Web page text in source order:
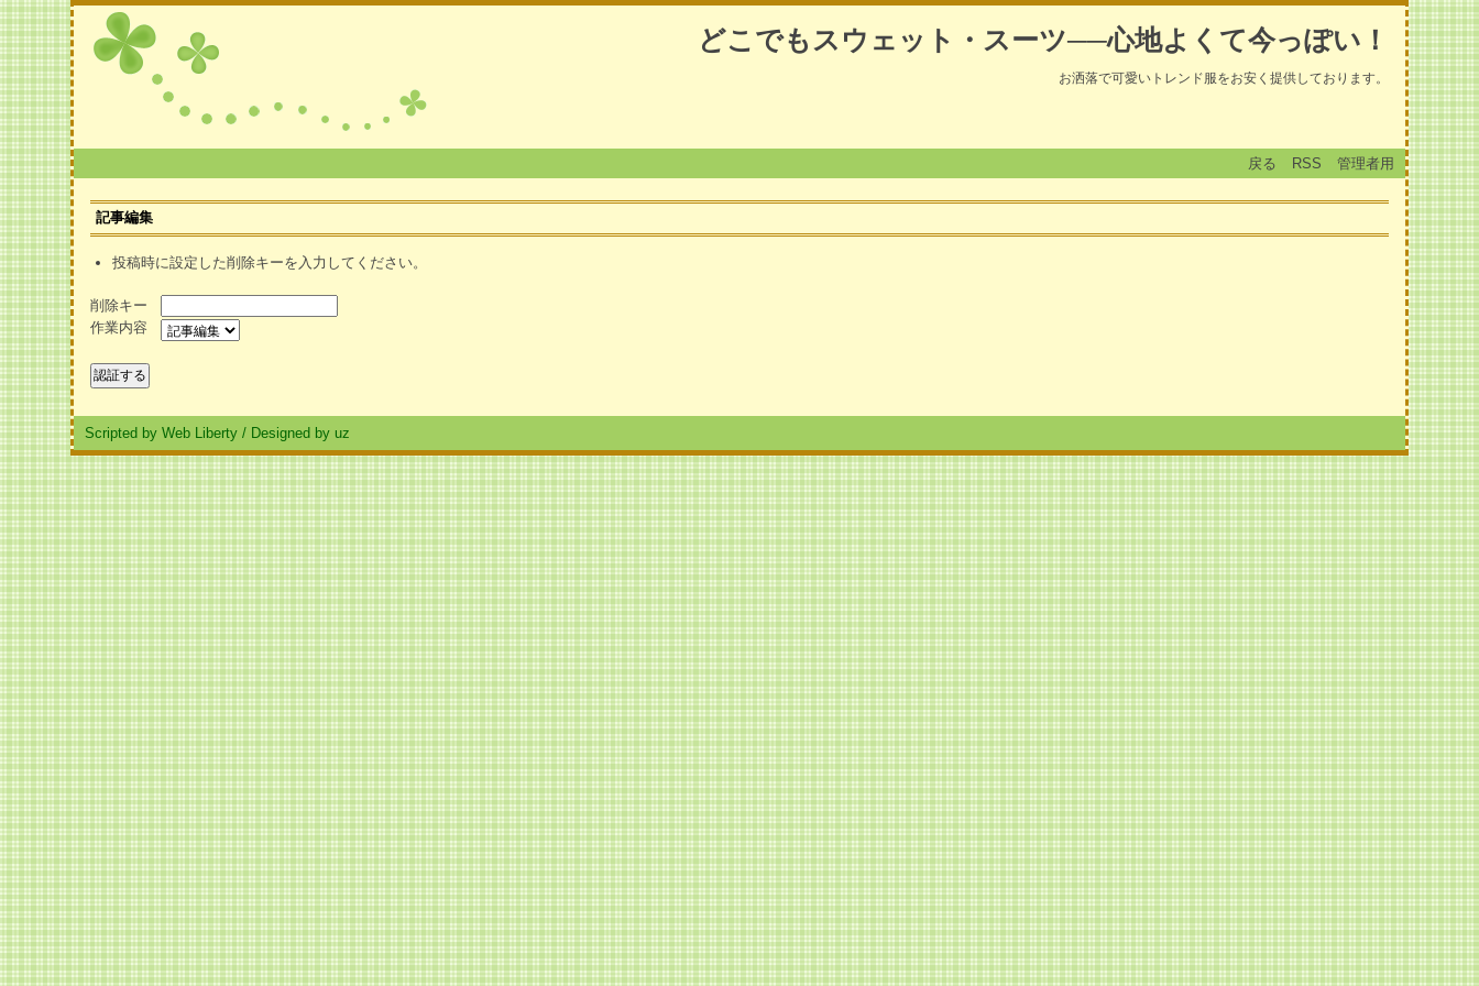
どこでもスウェット・スーツ──心地よくて今っぽい！
お洒落で可愛いトレンド服をお安く提供しております。
戻る RSS 管理者用
記事編集
投稿時に設定した削除キーを入力してください。
削除キー
作業内容
Scripted by Web Liberty / Designed by uz